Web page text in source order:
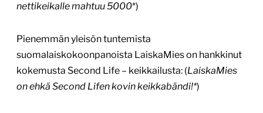
nettikeikalle mahtuu 5000*)
Pienemmän yleisön tuntemista
suomalaiskokoonpanoista LaiskaMies on hankkinut
kokemusta Second Life – keikkailusta: (LaiskaMies
on ehkä Second Lifen kovin keikkabändi!*)